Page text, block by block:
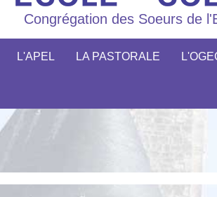
Congrégation des Soeurs de
L'APEL LA PASTORALE